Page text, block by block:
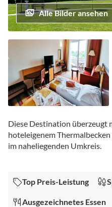
Alle Bilder ansehen
Anfang
der
Bildgalerie
Diese Destination überzeugt
hoteleigenem
im naheliegenden Umkreis.
Top Preis-Leistung
Ausgezeichnetes Essen